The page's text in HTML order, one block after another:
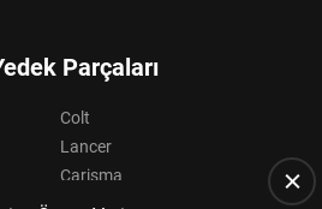
Parçaları
Colt
Lancer
Carisma
Grandis